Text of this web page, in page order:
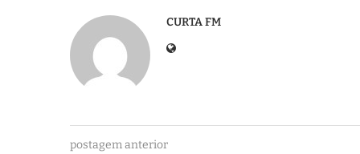
CURTA FM
postagem anterior